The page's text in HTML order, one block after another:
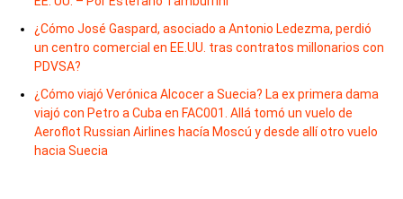
¿Cómo José Gaspard, asociado a Antonio Ledezma, perdió
un centro comercial en EE.UU. tras contratos millonarios con
PDVSA?
¿Cómo viajó Verónica Alcocer a Suecia? La ex primera dama
viajó con Petro a Cuba en FAC001. Allá tomó un vuelo de
Aeroflot Russian Airlines hacía Moscú y desde allí otro vuelo
hacia Suecia